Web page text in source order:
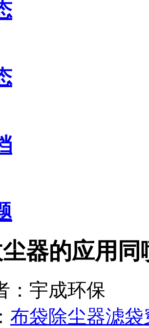
器的应用同
：宇成环保
布袋除尘器滤